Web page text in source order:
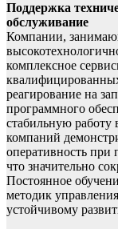
Поддержка
обслуживание
Компании,
комплексное
реагирование на
программного
стабильную работу
компаний
оперативность при
что значительно
Постоянное
методик
устойчивому